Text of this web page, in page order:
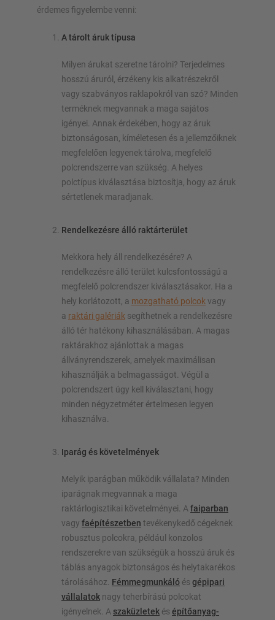
érdemes figyelembe venni:
A tárolt áruk típusa
Milyen árukat szeretne tárolni? Terjedelmes
hosszú áruról, érzékeny kis alkatrészekről
vagy szabványos raklapokról van szó? Minden
terméknek megvannak a maga sajátos
igényei. Annak érdekében, hogy az áruk
biztonságosan, kíméletesen és a jellemzőiknek
megfelelően legyenek tárolva, megfelelő
polcrendszerre van szükség. A helyes
polctípus kiválasztása biztosítja, hogy az áruk
sértetlenek maradjanak.
Rendelkezésre álló raktárterület
Mekkora hely áll rendelkezésére? A
rendelkezésre álló terület kulcsfontosságú a
megfelelő polcrendszer kiválasztásakor. Ha a
hely korlátozott, a mozgatható polcokvagy
a raktári galériák segíthetnek a rendelkezésre
álló tér hatékony kihasználásában. A magas
raktárakhoz ajánlottak a magas
állványrendszerek, amelyek maximálisan
kihasználják a belmagasságot. Végül a
polcrendszert úgy kell kiválasztani, hogy
minden négyzetméter értelmesen legyen
kihasználva.
Iparág és követelmények
Melyik iparágban működik vállalata? Minden
iparágnak megvannak a maga
raktárlogisztikai követelményei. A faiparban
vagy faépítészetben tevékenykedő cégeknek
robusztus polcokra, például konzolos
rendszerekre van szükségük a hosszú áruk és
táblás anyagok biztonságos és helytakarékos
tárolásához. Fémmegmunkáló és gépipari
vállalatok nagy teherbírású polcokat
igényelnek. A szaküzletek és építőanyag-